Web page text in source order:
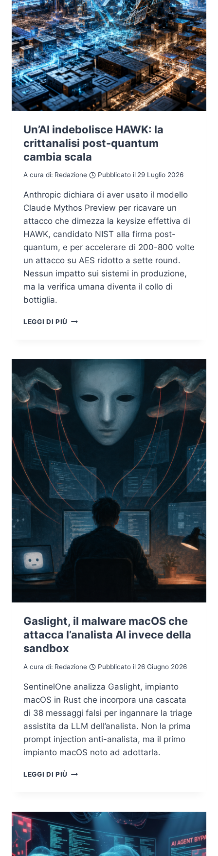
Un’AI indebolisce HAWK: la
crittanalisi post-quantum
cambia scala
A cura di: Redazione Pubblicato il 29 Luglio 2026
Anthropic dichiara di aver usato il modello
Claude Mythos Preview per ricavare un
attacco che dimezza la keysize effettiva di
HAWK, candidato NIST alla firma post-
quantum, e per accelerare di 200-800 volte
un attacco su AES ridotto a sette round.
Nessun impatto sui sistemi in produzione,
ma la verifica umana diventa il collo di
bottiglia.
LEGGI DI PIÙ UN’AI
CRITTANALISI
POST-
CAMBIA
SCALA
Gaslight, il malware macOS che
attacca l’analista AI invece della
sandbox
A cura di: Redazione Pubblicato il 26 Giugno 2026
SentinelOne analizza Gaslight, impianto
macOS in Rust che incorpora una cascata
di 38 messaggi falsi per ingannare la triage
assistita da LLM dell’analista. Non la prima
prompt injection anti-analista, ma il primo
impianto macOS noto ad adottarla.
LEGGI DI PIÙ GASLIGHT,
CHE
ATTACCA
L’ANALISTA
AI
INVECE